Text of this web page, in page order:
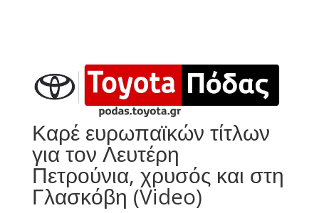
Καρέ ευρωπαϊκών τίτλων
για τον Λευτέρη
Πετρούνια, χρυσός και στη
Γλασκόβη (Video)